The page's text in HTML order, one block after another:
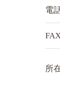
電
所